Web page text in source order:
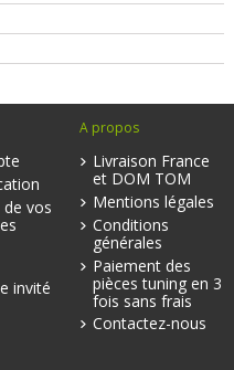
vos
invité
A propos
Livraison France
et DOM TOM
Mentions légales
Conditions
générales
Paiement des
pièces tuning en 3
fois sans frais
Contactez-nous